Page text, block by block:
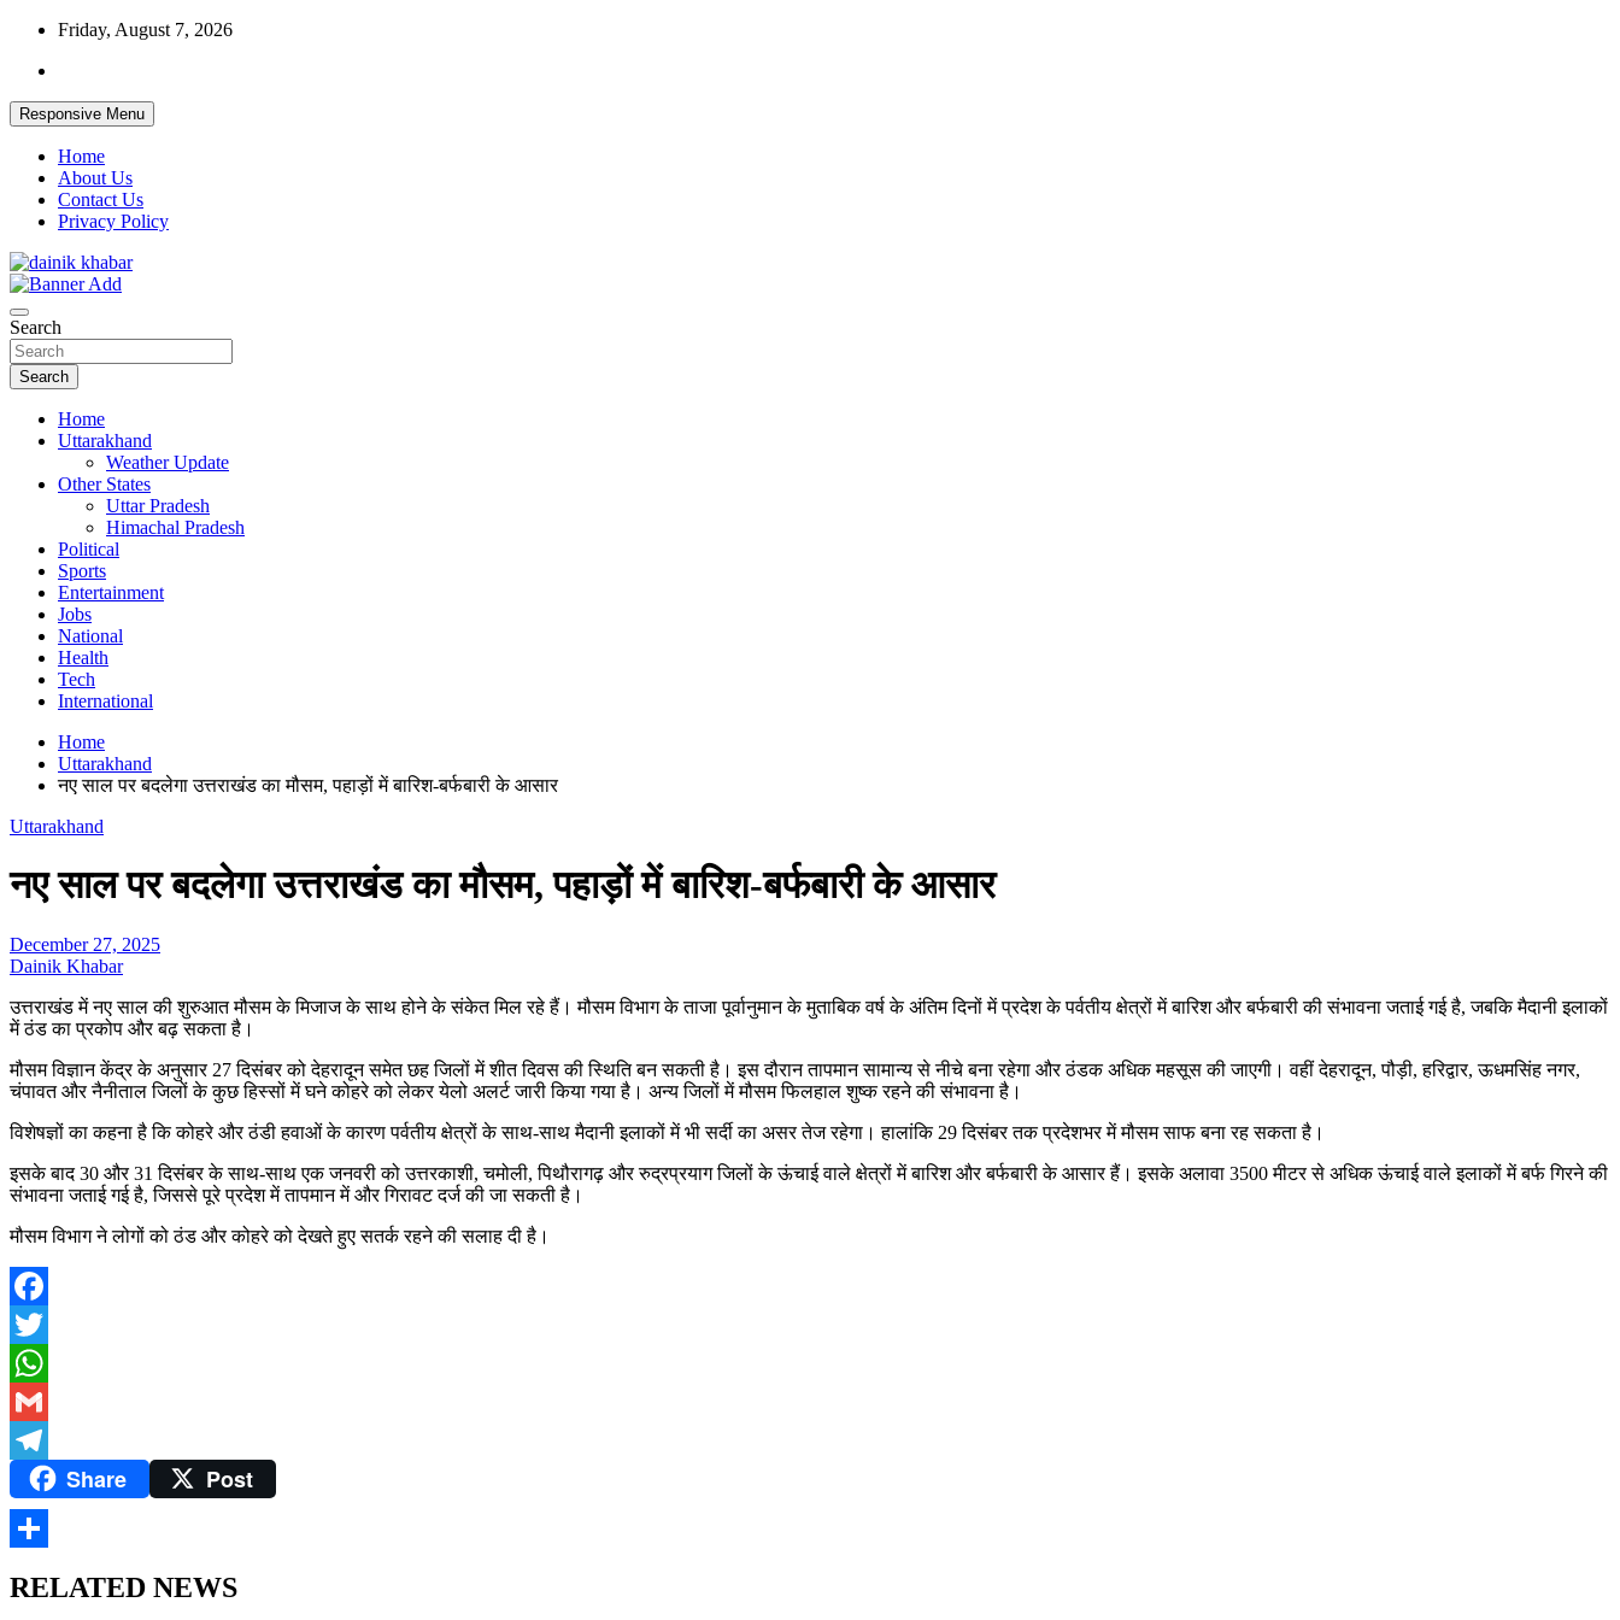
Skip
content
Friday, August 7, 2026
Responsive Menu
Home
About Us
Contact Us
Privacy Policy
Dainikkhabar.in – Uttarakhand Daily Hindi News Website
Search
Search
Home
Uttarakhand
Weather Update
Other States
Uttar Pradesh
Himachal Pradesh
Political
Sports
Entertainment
Jobs
National
Health
Tech
International
Home
Uttarakhand
नए साल पर बदलेगा उत्तराखंड का मौसम, पहाड़ों में बारिश-बर्फबारी के आसार
Uttarakhand
नए साल पर बदलेगा उत्तराखंड का मौसम, पहाड़ों में बारिश-बर्फबारी के आसार
December 27, 2025
Dainik Khabar
उत्तराखंड में नए साल की शुरुआत मौसम के मिजाज के साथ होने के संकेत मिल रहे हैं। मौसम विभाग के ताजा पूर्वानुमान के मुताबिक वर्ष के अंतिम दिनों में प्रदेश के पर्वतीय क्षेत्रों में बारिश और बर्फबारी की संभावना जताई गई है, जबकि मैदानी इलाकों
में ठंड का प्रकोप और बढ़ सकता है।
मौसम विज्ञान केंद्र के अनुसार 27 दिसंबर को देहरादून समेत छह जिलों में शीत दिवस की स्थिति बन सकती है। इस दौरान तापमान सामान्य से नीचे बना रहेगा और ठंडक अधिक महसूस की जाएगी। वहीं देहरादून, पौड़ी, हरिद्वार, ऊधमसिंह नगर,
चंपावत और नैनीताल जिलों के कुछ हिस्सों में घने कोहरे को लेकर येलो अलर्ट जारी किया गया है। अन्य जिलों में मौसम फिलहाल शुष्क रहने की संभावना है।
विशेषज्ञों का कहना है कि कोहरे और ठंडी हवाओं के कारण पर्वतीय क्षेत्रों के साथ-साथ मैदानी इलाकों में भी सर्दी का असर तेज रहेगा। हालांकि 29 दिसंबर तक प्रदेशभर में मौसम साफ बना रह सकता है।
इसके बाद 30 और 31 दिसंबर के साथ-साथ एक जनवरी को उत्तरकाशी, चमोली, पिथौरागढ़ और रुद्रप्रयाग जिलों के ऊंचाई वाले क्षेत्रों में बारिश और बर्फबारी के आसार हैं। इसके अलावा 3500 मीटर से अधिक ऊंचाई वाले इलाकों में बर्फ गिरने की
संभावना जताई गई है, जिससे पूरे प्रदेश में तापमान में और गिरावट दर्ज की जा सकती है।
मौसम विभाग ने लोगों को ठंड और कोहरे को देखते हुए सतर्क रहने की सलाह दी है।
Facebook
Twitter
WhatsApp
Gmail
TelegramShare Post
RELATED NEWS